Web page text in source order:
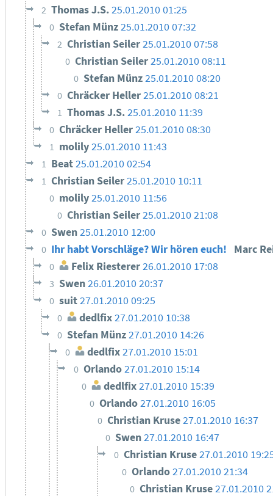
2 Thomas J.S.25.01.2010 01:25
0 Stefan Münz25.01.2010 07:32
2 Christian Seiler25.01.2010 07:58
0 Christian Seiler25.01.2010 08:11
0 Stefan Münz25.01.2010 08:20
0 Chräcker Heller25.01.2010 08:21
1 Thomas J.S.25.01.2010 11:39
0 Chräcker Heller25.01.2010 08:30
1 molily25.01.2010 11:43
1 Beat25.01.2010 02:54
1 Christian Seiler25.01.2010 10:11
0 molily25.01.2010 11:56
0 Christian Seiler25.01.2010 21:08
0 Swen25.01.2010 12:00
0 Ihr habt Vorschläge? Wir hören euch! Marc
0 Felix Riesterer26.01.2010 17:08
3 Swen26.01.2010 20:37
0 suit27.01.2010 09:25
0 dedlfix27.01.2010 10:38
0 Stefan Münz27.01.2010 14:26
0 dedlfix27.01.2010 15:01
0 Orlando27.01.2010 15:14
0 dedlfix 27.01.2010 15:39
0 Orlando27.01.2010 16:05
0 Christian Kruse27.01.2010 16:37
0 Swen27.01.2010 16:47
0 Christian Kruse27.01.2010
0 Orlando27.01.2010 21:34
0 Christian Kruse27.01.2010